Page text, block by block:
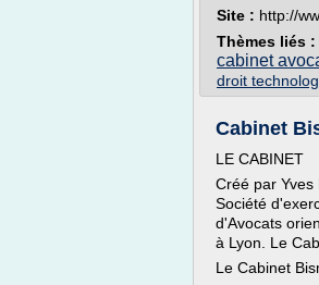
Site : http://
Thèmes liés :
cabinet
droit
Cabinet
LE CABINET
Créé par Yves
Société
d'Avocats
à Lyon. Le
Le Cabinet